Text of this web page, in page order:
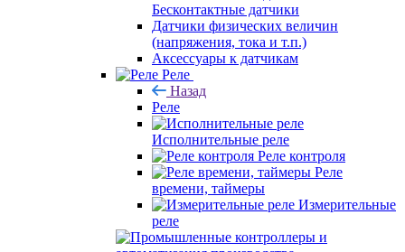
Бесконтактные датчики
Датчики физических величин
(напряжения, тока и т.п.)
Аксессуары к датчикам
Реле
Назад
Реле
Исполнительные реле
Реле контроля
Реле
времени, таймеры
Измерительные
реле